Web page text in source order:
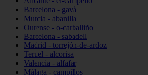
Barcelona - gavà
Murcia - abanilla
Ourense - o-carballiño
Barcelona - sabadell
Madrid - torrejón-de-ardoz
Teruel - alcorisa
Valencia - alfafar
Málaga - campillos